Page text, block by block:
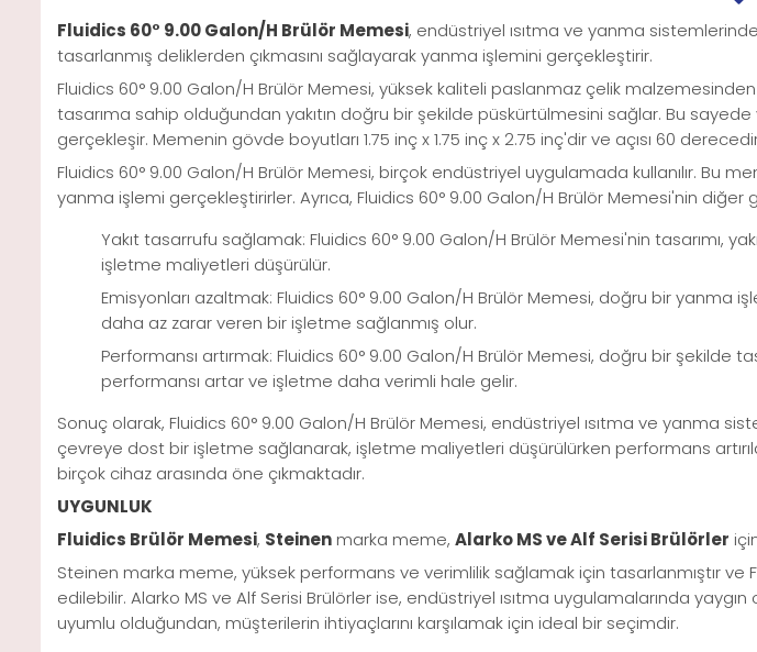
Fluidics 60° 9.00 Galon/H Brülör Memesi, endüstriyel ısıtma ve yanma
tasarlanmış deliklerden çıkmasını sağlayarak yanma işlemini gerçekleştirir.
Fluidics 60° 9.00 Galon/H Brülör Memesi, yüksek kaliteli paslanmaz çelik
tasarıma sahip olduğundan yakıtın doğru bir şekilde püskürtülmesini sağlar. Bu
gerçekleşir. Memenin gövde boyutları 1.75 inç x 1.75 inç x 2.75 inç'dir ve açısı 60
Fluidics 60° 9.00 Galon/H Brülör Memesi, birçok endüstriyel uygulamada kullanılır. Bu
yanma işlemi gerçekleştirirler. Ayrıca, Fluidics 60° 9.00 Galon/H Brülör Memesi'nin diğer
Yakıt tasarrufu sağlamak: Fluidics 60° 9.00 Galon/H Brülör Memesi'nin tasarımı,
işletme maliyetleri düşürülür.
Emisyonları azaltmak: Fluidics 60° 9.00 Galon/H Brülör Memesi, doğru bir yanma
daha az zarar veren bir işletme sağlanmış olur.
Performansı artırmak: Fluidics 60° 9.00 Galon/H Brülör Memesi, doğru bir
performansı artar ve işletme daha verimli hale gelir.
Sonuç olarak, Fluidics 60° 9.00 Galon/H Brülör Memesi, endüstriyel ısıtma ve yanma
çevreye dost bir işletme sağlanarak, işletme maliyetleri düşürülürken performans
birçok cihaz arasında öne çıkmaktadır.
UYGUNLUK
Fluidics Brülör Memesi, Steinen marka meme, Alarko MS ve Alf Serisi Brülörler
Steinen marka meme, yüksek performans ve verimlilik sağlamak için tasarlanmıştır ve
edilebilir. Alarko MS ve Alf Serisi Brülörler ise, endüstriyel ısıtma uygulamalarında
uyumlu olduğundan, müşterilerin ihtiyaçlarını karşılamak için ideal bir seçimdir.